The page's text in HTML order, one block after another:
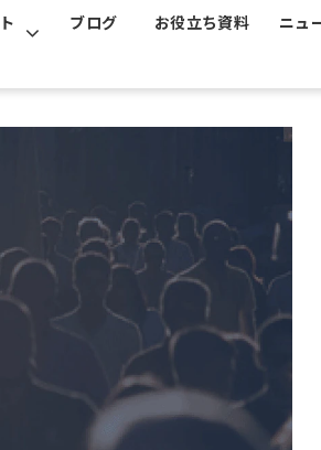
ブログ お役立ち資料 ニュ